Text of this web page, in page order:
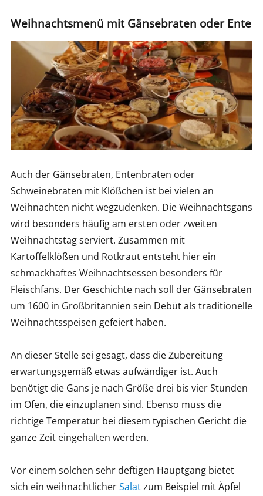
Weihnachtsmenü mit Gänsebraten oder Ente
Auch der Gänsebraten, Entenbraten oder
Schweinebraten mit Klößchen ist bei vielen an
Weihnachten nicht wegzudenken. Die Weihnachtsgans
wird besonders häufig am ersten oder zweiten
Weihnachtstag serviert. Zusammen mit
Kartoffelklößen und Rotkraut entsteht hier ein
schmackhaftes Weihnachtsessen besonders für
Fleischfans. Der Geschichte nach soll der Gänsebraten
um 1600 in Großbritannien sein Debüt als traditionelle
Weihnachtsspeisen gefeiert haben.
An dieser Stelle sei gesagt, dass die Zubereitung
erwartungsgemäß etwas aufwändiger ist. Auch
benötigt die Gans je nach Größe drei bis vier Stunden
im Ofen, die einzuplanen sind. Ebenso muss die
richtige Temperatur bei diesem typischen Gericht die
ganze Zeit eingehalten werden.
Vor einem solchen sehr deftigen Hauptgang bietet
sich ein weihnachtlicherSalatzum Beispiel mit Äpfel